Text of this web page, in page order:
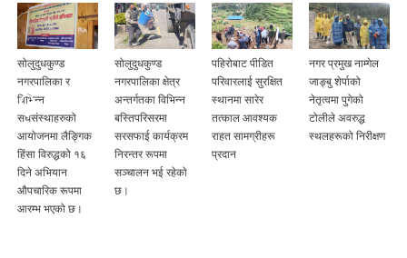
सोलुदुधकुण्ड
नगरपालिका र
विभिन्न
संघसंस्थाहरुको
आयोजनमा लैङ्गिक
हिंसा विरुद्धको १६
दिने अभियान
औपचारिक रूपमा
आरम्भ भएको छ।
सोलुदुधकुण्ड
नगरपालिका क्षेत्र
अन्तर्गतका विभिन्न
बस्तिपरिसरमा
सरसफाई कार्यक्रम
निरन्तर रूपमा
सञ्चालन भई रहेको
छ।
पहिरोबाट पीडित
परिवारलाई सुरक्षित
स्थानमा सारेर
तत्काल आवश्यक
राहत सामग्रीहरू
प्रदान
नगर प्रमुख नाम्गेल
जाङ्बु शेर्पाको
नेतृत्वमा पुगेको
टोलीले अवरुद्ध
स्थलहरूको निरीक्षण